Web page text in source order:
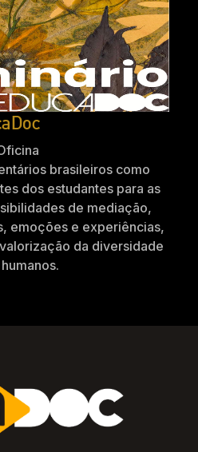
brasileiros como
dos estudantes para as
de mediação,
emoções e experiências,
da diversidade